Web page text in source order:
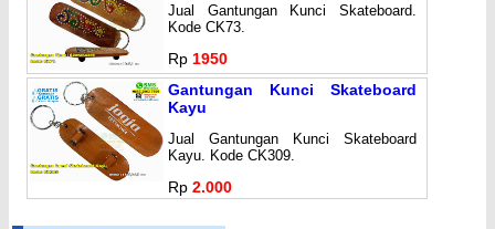
Jual Gantungan Kunci Skateboard.
Kode CK73.
Rp 1950
Gantungan Kunci Skateboard
Kayu
Jual Gantungan Kunci Skateboard
Kayu. Kode CK309.
Rp 2.000